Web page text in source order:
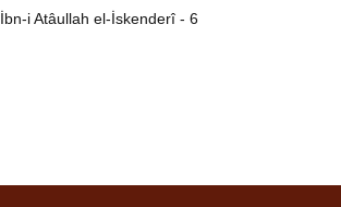
İbn-i Atâullah el-İskenderî - 6